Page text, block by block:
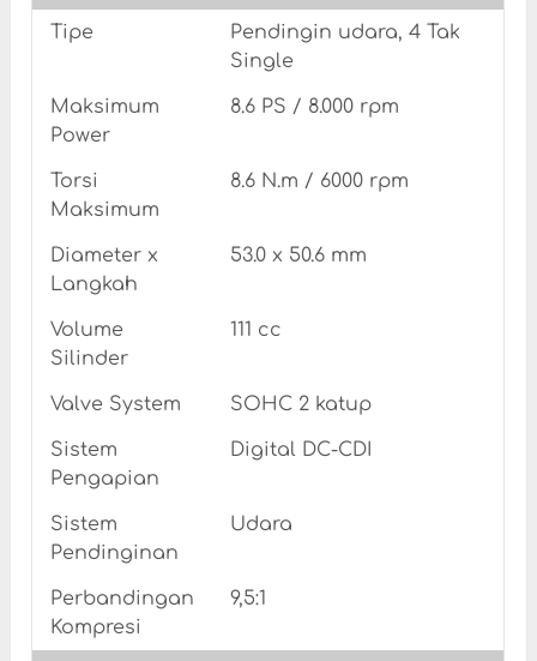
Tipe
Pendingin udara, 4 Tak
Single
Maksimum
Power
8.6 PS / 8.000 rpm
Torsi
Maksimum
8.6 N.m / 6000 rpm
Diameter x
Langkah
53.0 x 50.6 mm
Volume
Silinder
111 cc
Valve System SOHC 2 katup
Sistem
Pengapian
Digital DC-CDI
Sistem
Pendinginan
Udara
Perbandingan
Kompresi
9,5:1